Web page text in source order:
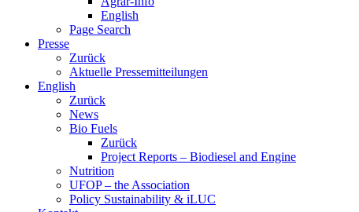
English
Page Search
Presse
Zurück
Aktuelle Pressemitteilungen
English
Zurück
News
Bio Fuels
Zurück
Project Reports – Biodiesel and Engine
Nutrition
UFOP – the Association
Policy Sustainability & iLUC